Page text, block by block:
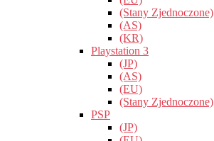
(Stany Zjednoczone)
(AS)
(KR)
Playstation 3
(JP)
(AS)
(EU)
(Stany Zjednoczone)
PSP
(JP)